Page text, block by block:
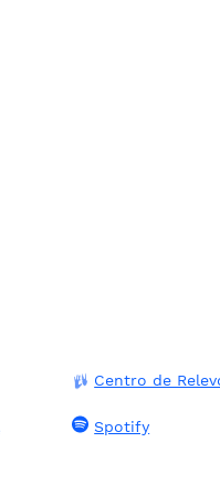
Centro de
Spotify